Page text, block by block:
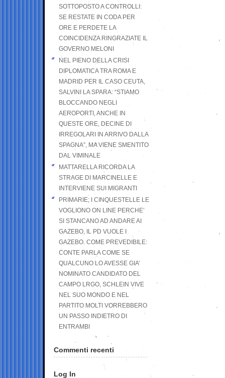
SOTTOPOSTO A CONTROLLI:
SE RESTATE IN CODA PER
ORE E PERDETE LA
COINCIDENZA RINGRAZIATE IL
GOVERNO MELONI
NEL PIENO DELLA CRISI
DIPLOMATICA TRA ROMA E
MADRID PER IL CASO CEUTA,
SALVINI LA SPARA: “STIAMO
BLOCCANDO NEGLI
AEROPORTI, ANCHE IN
QUESTE ORE, DECINE DI
IRREGOLARI IN ARRIVO DALLA
SPAGNA”, MA VIENE SMENTITO
DAL VIMINALE
MATTARELLA RICORDA LA
STRAGE DI MARCINELLE E
INTERVIENE SUI MIGRANTI
PRIMARIE; I CINQUESTELLE LE
VOGLIONO ON LINE PERCHE’
SI STANCANO AD ANDARE AI
GAZEBO, IL PD VUOLE I
GAZEBO. COME PREVEDIBILE:
CONTE PARLA COME SE
QUALCUNO LO AVESSE GIA’
NOMINATO CANDIDATO DEL
CAMPO LRGO, SCHLEIN VIVE
NEL SUO MONDO E NEL
PARTITO MOLTI VORREBBERO
UN PASSO INDIETRO DI
ENTRAMBI
Commenti recenti
Log In